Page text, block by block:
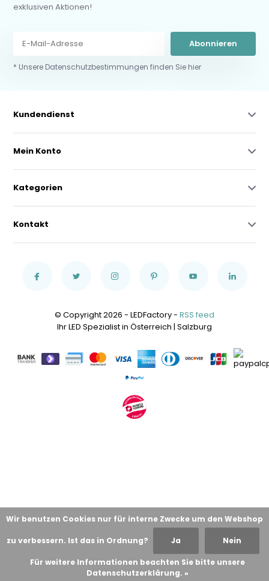
exklusiven Aktionen!
Abonnieren
* Unsere Datenschutzbestimmungen finden Sie hier
Kundendienst
Mein Konto
Kategorien
Kontakt
© Copyright 2026 - LEDFactory - RSS feed
Ihr LED Spezialist in Österreich | Salzburg
Wir benutzen Cookies nur für interne Zwecke um den Webshop
zu verbessern. Ist das in Ordnung? Ja Nein
Für weitere Informationen beachten Sie bitte unsere
Datenschutzerklärung. »